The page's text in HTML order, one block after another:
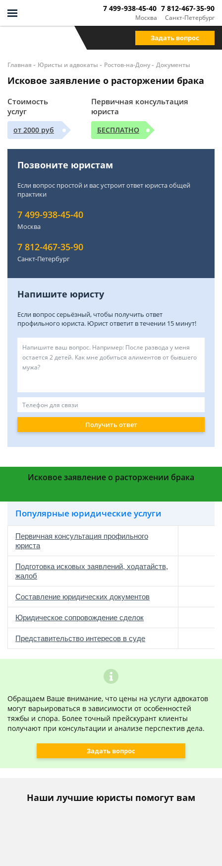
Москва
7 499-938-45-40
Санкт-Петербург
7 812-467-35-90
Задать вопрос
Главная - Юристы и адвокаты - Ростов-на-Дону- Документы
Исковое заявление о расторжении брака
Стоимость
услуг
от 2000 руб
Первичная консультация
юриста
БЕСПЛАТНО
Позвоните юристам
Если вопрос простой и вас устроит ответ юриста общей
практики
7 499-938-45-40
Москва
7 812-467-35-90
Санкт-Петербург
Напишите юристу
Если вопрос серьёзный, чтобы получить ответ
профильного юриста. Юрист ответит в течении 15 минут!
Получить ответ
Исковое заявление о расторжении брака
Популярные юридические услуги
Первичная консультация профильного
юриста
Подготовка исковых заявлений, ходатайств,
жалоб
Составление юридических документов
Юридическое сопровождение сделок
Представительство интересов в суде
Обращаем Ваше внимание, что цены на услуги адвокатов
могут варьироваться в зависимости от особенностей
тяжбы и спора. Более точный прейскурант клиенты
получают при консультации и анализе перспектив дела.
Задать вопрос
Наши лучшие юристы помогут вам